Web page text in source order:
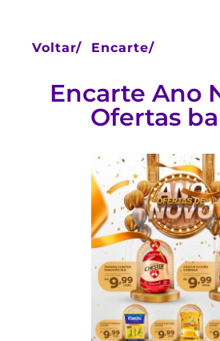
Voltar/ Encarte/
Encarte Ano
Ofertas